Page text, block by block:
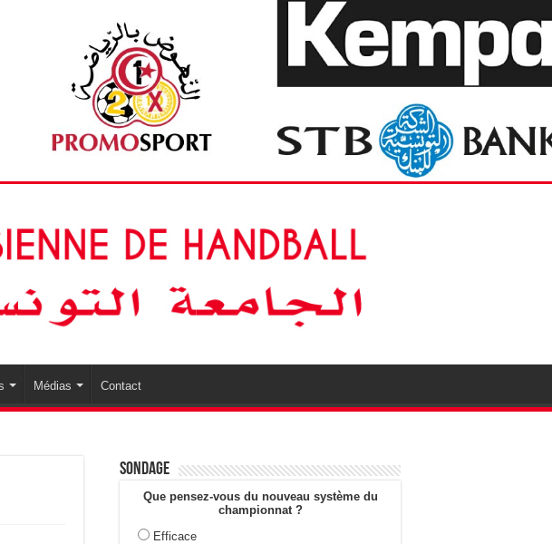
Médias Contact
Sondage
Que pensez-vous du nouveau système du
championnat ?
Efficace